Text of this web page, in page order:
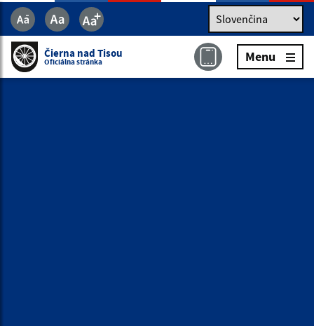
Slovenčina
Čierna nad Tisou
Oficiálna stránka Menu
Čierna nad Tisou
Oficiálna stránka Menu